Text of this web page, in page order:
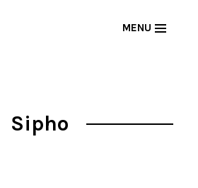
MENU
Sipho